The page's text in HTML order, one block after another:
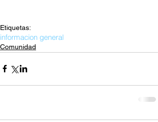
Etiquetas:
informacion general
Comunidad